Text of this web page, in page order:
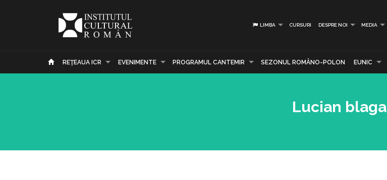
LIMBA CURSURI DESPRE NOI MEDIA
REŢEAUA ICR EVENIMENTE PROGRAMUL CANTEMIR SEZONUL ROMÂNO-POLON EUNIC
Lucian blaga